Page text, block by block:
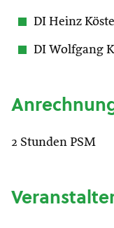
DI Heinz
DI Wolfgang
2 Stunden PSM